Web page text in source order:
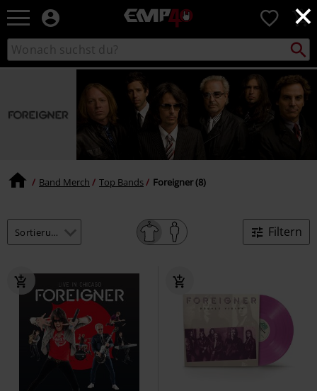
×
EMP
Merchandise
-
Shop
für
Rock
Entertainment
0
Katalog
durchsuchen
suchen
Band Merch Top Bands Foreigner (8)
Filtern